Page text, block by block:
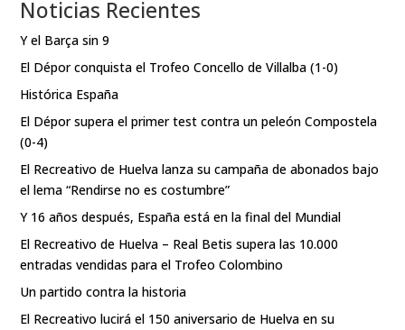
Noticias Recientes
Y el Barça sin 9
El Dépor conquista el Trofeo Concello de Villalba (1-0)
Histórica España
El Dépor supera el primer test contra un peleón Compostela
(0-4)
El Recreativo de Huelva lanza su campaña de abonados bajo
el lema “Rendirse no es costumbre”
Y 16 años después, España está en la final del Mundial
El Recreativo de Huelva – Real Betis supera las 10.000
entradas vendidas para el Trofeo Colombino
Un partido contra la historia
El Recreativo lucirá el 150 aniversario de Huelva en su